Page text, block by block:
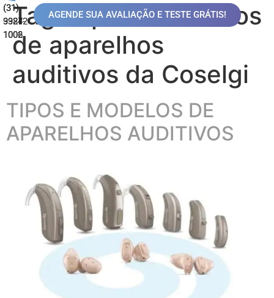
(31)
99872-
1006
(31)
3324-
1002
AGENDE SUA AVALIAÇÃO E TESTE GRÁTIS!
Tag:Tipos e modelos
de aparelhos
auditivos da Coselgi
TIPOS E MODELOS DE
APARELHOS AUDITIVOS